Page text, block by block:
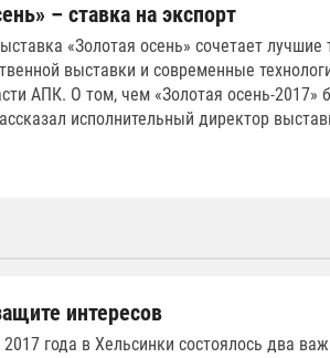
– ставка на экспорт
«Золотая осень» сочетает
выставки и современные
АПК. О том, чем «Золотая осень-2017»
исполнительный директор
интересов
года в Хельсинки состоялось два